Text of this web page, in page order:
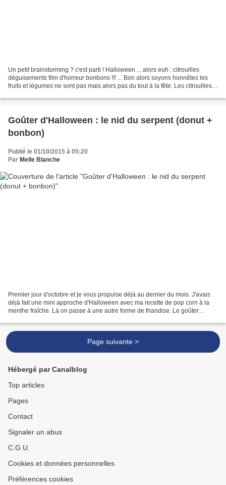
Un petit brainstorming ? c'est parti ! Halloween ... alors euh : citrouilles
déguisements film d'horreur bonbons !!! ... Bon alors soyons honnêtes les
fruits et légumes ne sont pas mais alors pas du tout à la fête. Les citrouilles
Goûter d'Halloween : le nid du serpent (donut +
bonbon)
Publié le 01/10/2015 à 05:20
Par Melle Blanche
Premier jour d'octobre et je vous propulse déjà au dernier du mois. J'avais
déjà fait une mini approche d'Halloween avec ma recette de pop corn à la
menthe fraîche. Là on passe à une autre forme de friandise. Le goûter
Page suivante >
Hébergé par Canalblog
Top articles
Pages
Contact
Signaler un abus
C.G.U.
Cookies et données personnelles
Préférences cookies